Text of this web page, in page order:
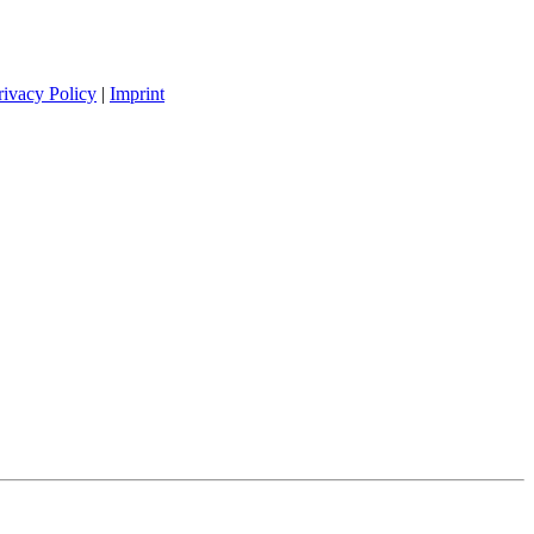
Policy | Imprint